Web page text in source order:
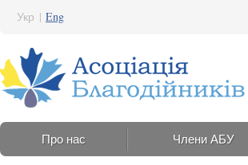
Укр | Eng
Про нас Члени АБУ